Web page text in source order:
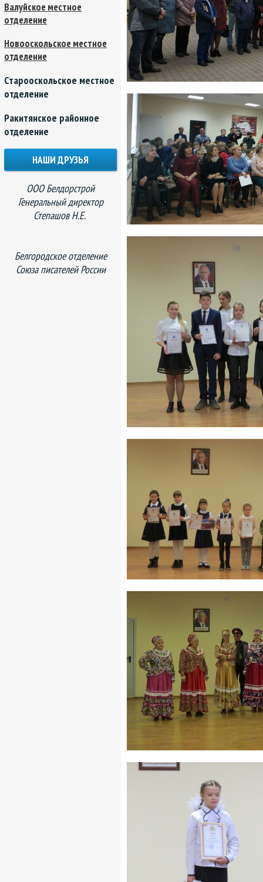
Валуйское местное
отделение
Новооскольское местное
отделение
Старооскольское местное
отделение
Ракитянское районное
отделение
НАШИ ДРУЗЬЯ
ООО Белдорстрой
Генеральный директор
Степашов Н.Е.
Белгородское отделение
Союза писателей России